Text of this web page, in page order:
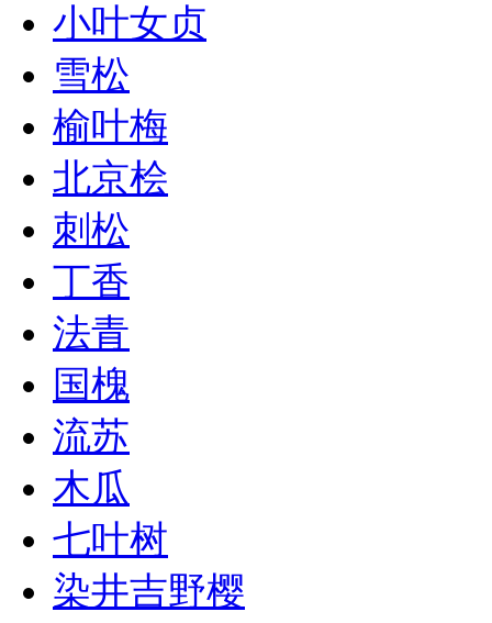
小叶女贞
雪松
榆叶梅
北京桧
刺松
丁香
法青
国槐
流苏
木瓜
七叶树
染井吉野樱